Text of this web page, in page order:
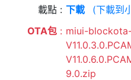
載點
下載
(下載到
OTA包
miui-
9.0.zip